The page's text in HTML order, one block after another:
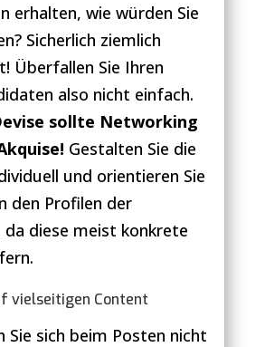
erhalten, wie würden Sie
Sicherlich ziemlich
Überfallen Sie Ihren
also nicht einfach.
sollte Networking
Gestalten Sie die
und orientieren Sie
den Profilen der
da diese meist konkrete
vielseitigen Content
Sie sich beim Posten nicht